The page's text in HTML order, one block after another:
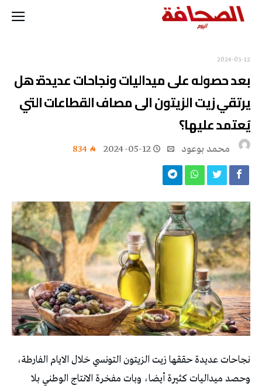
2024-05-12
بعد حصوله على ميداليات ونجاحات عديدة: هل
يرتقي زيت الزيتون الى مصاف القطاعات التي
يُعتمد عليها؟
محمد بوعود 2024-05-12
834
نجاحات عديدة حققها زيت الزيتون التونسي خلال الايام الفارطة،
وحصد ميداليات كثيرة أيضا، وبات مفخرة الانتاج الوطني بلا